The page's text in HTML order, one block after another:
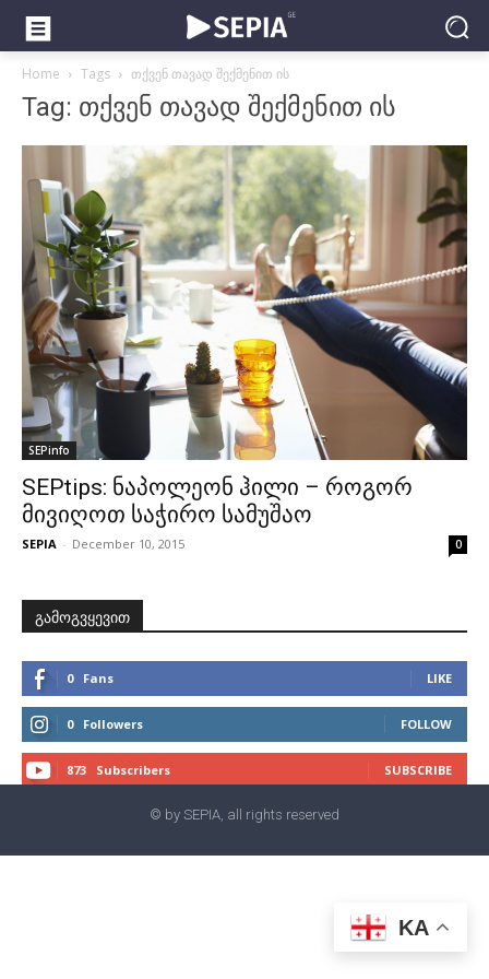
Home Tags თქვენ თავად შექმენით ის
Tag: თქვენ თავად შექმენით ის
SEPinfo
SEPtips: ნაპოლეონ ჰილი – როგორ
მივიღოთ საჭირო სამუშაო
SEPIA - December 10, 2015 0
გამოგვყევით
0 Fans LIKE
0 Followers FOLLOW
873 Subscribers SUBSCRIBE
© by SEPIA, all rights reserved
KA